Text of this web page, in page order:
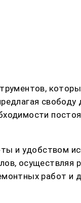
и удобством
работ и